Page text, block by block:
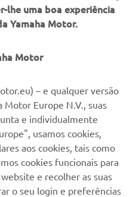
de sucesso da Yamaha
Motor Co., Ltd.
ou não
prévio por escrito da
da Yamaha Motor Co.,
e cumpra toda a
lhe uma boa experiência
Yamaha Motor.
Motor
– e qualquer versão
Motor Europe N.V., suas
e individualmente
usamos cookies,
aos cookies, tais como
cookies funcionais para
e recolher as suas
o seu login e preferências